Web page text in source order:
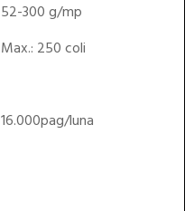
52-300 g/mp
Max.: 250 coli
16.000pag/luna